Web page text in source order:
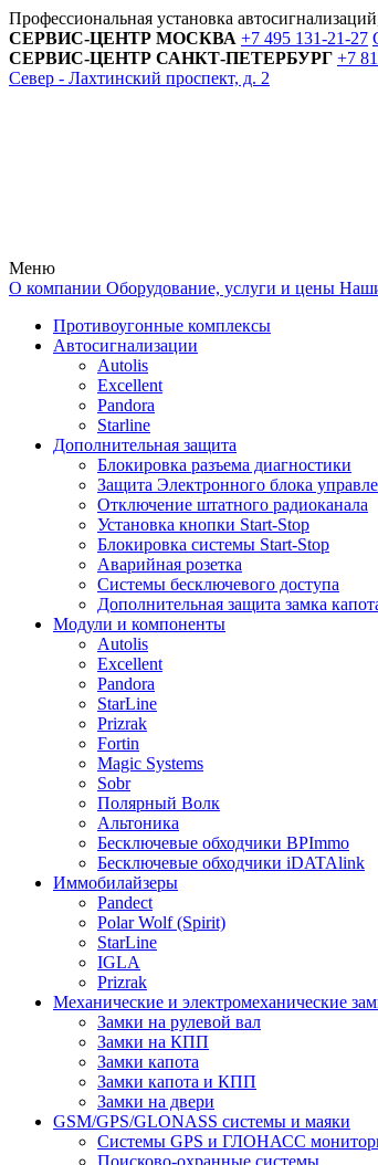
Профессиональная установка
СЕРВИС-ЦЕНТР МОСКВА +7 495 131-21-27
СЕРВИС-ЦЕНТР САНКТ-ПЕТЕРБУРГ +7
Север - Лахтинский проспект, д. 2
Меню
О компании Оборудование, услуги и цены
Противоугонные комплексы
Автосигнализации
Autolis
Excellent
Pandora
Starline
Дополнительная защита
Блокировка разъема диагностики
Защита Электронного блока
Отключение штатного радиоканала
Установка кнопки Start-Stop
Блокировка системы Start-Stop
Аварийная розетка
Системы бесключевого доступа
Дополнительная защита замка
Модули и компоненты
Autolis
Excellent
Pandora
StarLine
Prizrak
Fortin
Magic Systems
Sobr
Полярный Волк
Альтоника
Бесключевые обходчики BPImmo
Бесключевые обходчики iDATAlink
Иммобилайзеры
Pandect
Polar Wolf (Spirit)
StarLine
IGLA
Prizrak
Механические и электромеханические
Замки на рулевой вал
Замки на КПП
Замки капота
Замки капота и КПП
Замки на двери
GSM/GPS/GLONASS системы и маяки
Системы GPS и ГЛОНАСС
Поисково-охранные системы